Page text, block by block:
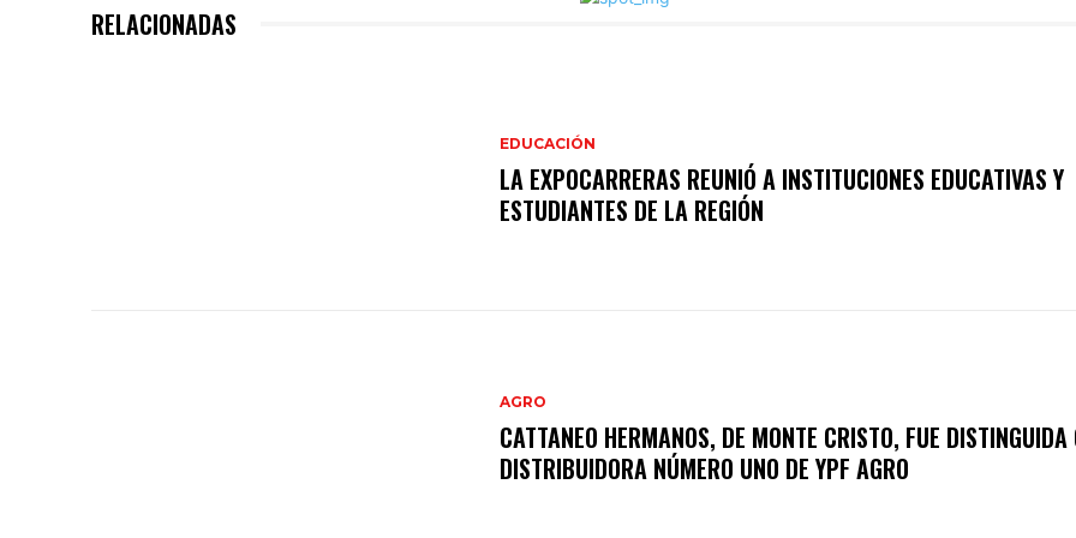
RELACIONADAS
EDUCACIÓN
LA EXPOCARRERAS REUNIÓ A INSTITUCIONES EDUCATIVAS Y
ESTUDIANTES DE LA REGIÓN
AGRO
CATTANEO HERMANOS, DE MONTE CRISTO, FUE DISTINGUIDA
DISTRIBUIDORA NÚMERO UNO DE YPF AGRO